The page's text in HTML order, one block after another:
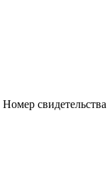
Номер свидетельства